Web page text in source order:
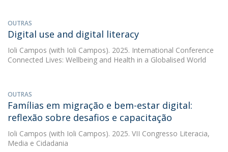
OUTRAS
Digital use and digital literacy
Ioli Campos (with Ioli Campos). 2025. International Conference
Connected Lives: Wellbeing and Health in a Globalised World
OUTRAS
Famílias em migração e bem-estar digital:
reflexão sobre desafios e capacitação
Ioli Campos (with Ioli Campos). 2025. VII Congresso Literacia,
Media e Cidadania